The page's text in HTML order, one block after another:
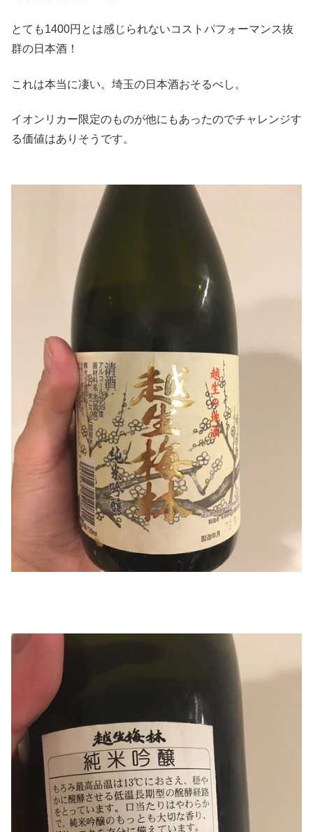
とても1400円とは感じられないコストパフォーマンス抜
群の日本酒！
これは本当に凄い。埼玉の日本酒おそるべし。
イオンリカー限定のものが他にもあったのでチャレンジす
る価値はありそうです。